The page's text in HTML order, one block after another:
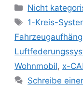
Kategorien
Nicht
Schlagwörter
1-Kreis-
Wohnmobil, x-
Schreibe